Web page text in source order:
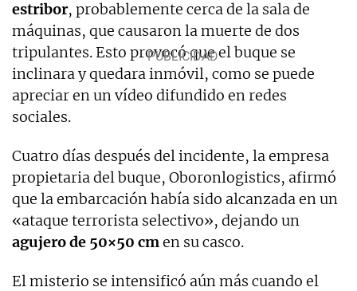
estribor, probablemente cerca de la sala de
máquinas, que causaron la muerte de dos
tripulantes. Esto provocó que el buque se
inclinara y quedara inmóvil, como se puede
apreciar en un vídeo difundido en redes
sociales.
Cuatro días después del incidente, la empresa
propietaria del buque, Oboronlogistics, afirmó
que la embarcación había sido alcanzada en un
«ataque terrorista selectivo», dejando un
agujero de 50×50 cmen su casco.
El misterio se intensificó aún más cuando el